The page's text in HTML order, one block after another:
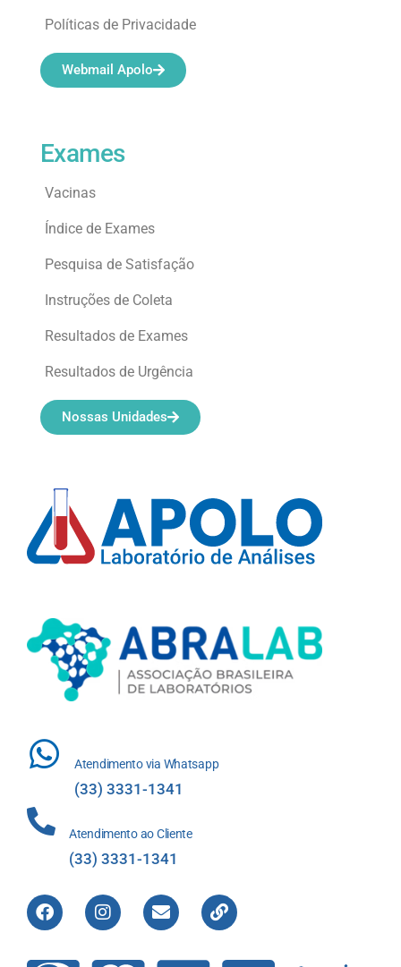
Atendimento via Whatsapp
(33) 3331-1341
Atendimento ao Cliente
(33) 3331-1341
Exames
Vacinas
Índice de Exames
Pesquisa de Satisfação
Instruções de Coleta
Resultados de Exames
Resultados de Urgência
Nossas Unidades
Políticas de Privacidade
Webmail Apolo